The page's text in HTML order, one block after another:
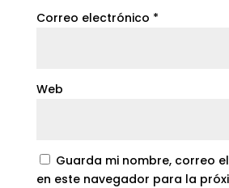
Correo electrónico *
Web
Guarda mi nombre, correo
en este navegador para la